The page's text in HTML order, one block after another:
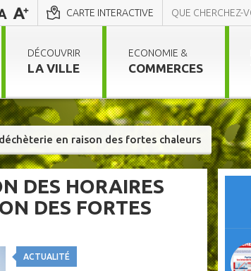
CARTE INTERACTIVE
DÉCOUVRIR
LA VILLE
ECONOMIE &
COMMERCES
en raison des fortes chaleurs
DES HORAIRES
DES FORTES
ACTUALITÉ